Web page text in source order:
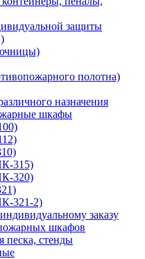
защиты
полотна)
назначения
шкафы
315)
320)
321-2)
заказу
шкафов
стенды